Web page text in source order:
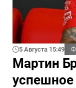
5 Августа 15:49
Мартин